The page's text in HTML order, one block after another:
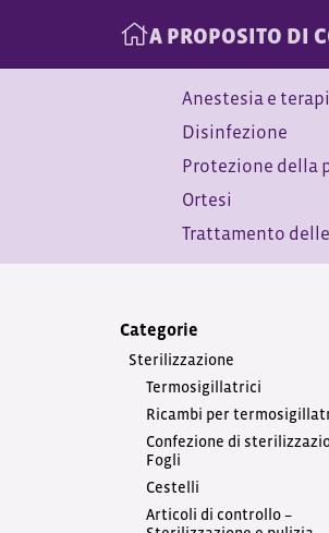
A PROPOSITO DI
Anestesia e
Disinfezione
Protezione della
Ortesi
Trattamento
Categorie
Sterilizzazione
Termosigillatrici
Ricambi per
Confezione di
Fogli
Cestelli
Articoli di controllo –